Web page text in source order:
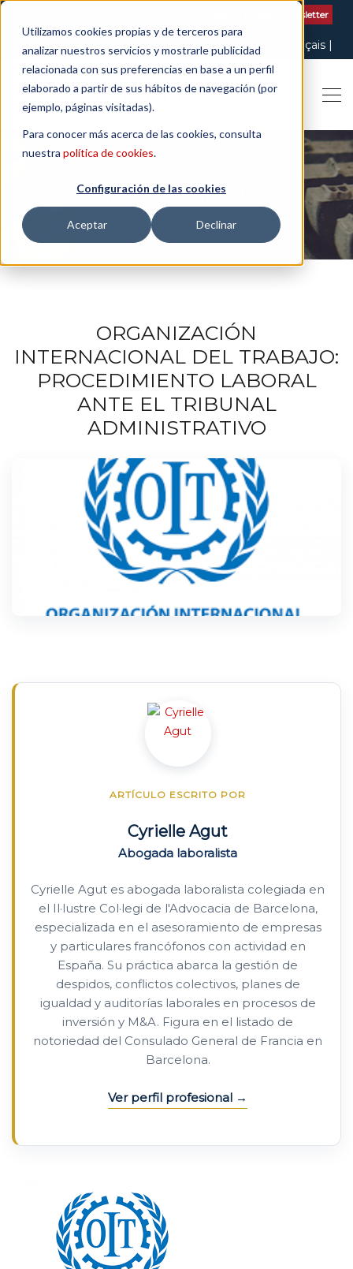
Utilizamos cookies propias y de terceros para
analizar nuestros servicios y mostrarle publicidad
relacionada con sus preferencias en base a un perfil
elaborado a partir de sus hábitos de navegación (por
ejemplo, páginas visitadas).
Para conocer más acerca de las cookies, consulta
nuestra política de cookies.
Configuración de las cookies
Aceptar Declinar
Suscribete a nuestro Newsletter
Español Català
English Français
Italiano
THE ART OF BEING LEGAL
ORGANIZACIÓN
INTERNACIONAL DEL TRABAJO:
PROCEDIMIENTO LABORAL
ANTE EL TRIBUNAL
ADMINISTRATIVO
ARTÍCULO ESCRITO POR
Cyrielle Agut
Abogada laboralista
Cyrielle Agut es abogada laboralista colegiada en
el Il·lustre Col·legi de l'Advocacia de Barcelona,
especializada en el asesoramiento de empresas
y particulares francófonos con actividad en
España. Su práctica abarca la gestión de
despidos, conflictos colectivos, planes de
igualdad y auditorías laborales en procesos de
inversión y M&A. Figura en el listado de
notoriedad del Consulado General de Francia en
Barcelona.
Ver perfil profesional